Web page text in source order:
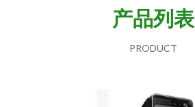
产品列表
PRODUCT